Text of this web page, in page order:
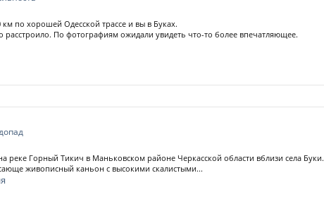
км по хорошей Одесской трассе и вы в Буках.
расстроило. По фотографиям ожидали увидеть что-то более впечатляющее.
реке Горный Тикич в Маньковском районе Черкасской области вблизи села Буки.
живописный каньон с высокими скалистыми...